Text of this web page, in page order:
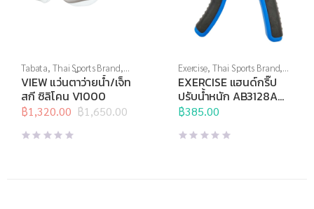
Tabata, Thai Sports Brand,
View,กีฬาทางน้ำ,แว่นตาว่าย
น้ำ,แว่นตาว่ายน้ำทั่วไป
VIEW แว่นตาว่ายน้ำ/เจ็ท
สกี ซิลิโคน V1000
฿1,650.00
Original
price
was:
฿1,320.00
Current
price
is:
Exercise, Thai Sports Brand,
บริหารมือ,อุปกรณ์บริหารกาย
อุปกรณ์เพื่อสุขภาพ
EXERCISE แฮนด์กริ๊ป
ปรับน้ำหนัก AB3128A
10-40 กก.
฿385.00